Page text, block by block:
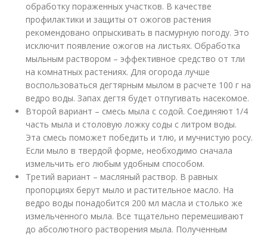
обработку пораженных участков. В качестве
профилактики и защиты от ожогов растения
рекомендовано опрыскивать в пасмурную погоду. Это
исключит появление ожогов на листьях. Обработка
мыльным раствором – эффективное средство от тли
на комнатных растениях. Для огорода лучше
воспользоваться дегтярным мылом в расчете 100 г на
ведро воды. Запах дегтя будет отпугивать насекомое.
Второй вариант – смесь мыла с содой. Соединяют 1/4
часть мыла и столовую ложку соды с литром воды.
Эта смесь поможет победить и тлю, и мучнистую росу.
Если мыло в твердой форме, необходимо сначала
измельчить его любым удобным способом.
Третий вариант – масляный раствор. В равных
пропорциях берут мыло и растительное масло. На
ведро воды понадобится 200 мл масла и столько же
измельченного мыла. Все тщательно перемешивают
до абсолютного растворения мыла. Полученным